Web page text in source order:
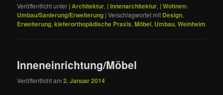
Veröffentlicht unter | Architektur, | Innenarchitektur, | Wohnen:
Umbau/Sanierung/Erweiterung |Verschlagwortet mit Design,
Erweiterung,kieferorthopädische Praxis,Möbel, Umbau,Weinheim
Inneneinrichtung/Möbel
Veröffentlicht am2. Januar 2014